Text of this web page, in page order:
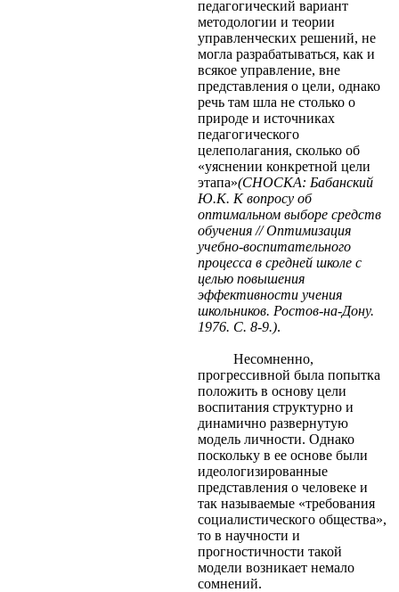
педагогический вариант
методологии и теории
управленческих решений, не
могла разрабатываться, как и
всякое управление, вне
представления о цели, однако
речь там шла не столько о
природе и источниках
педагогического
целеполагания, сколько об
«уяснении конкретной цели
этапа»(СНОСКА: Бабанский
Ю.К. К вопросу об
оптимальном выборе средств
обучения // Оптимизация
учебно-воспитательного
процесса в средней школе с
целью повышения
эффективности учения
школьников. Ростов-на-Дону.
1976. С. 8-9.).
Несомненно,
прогрессивной была попытка
положить в основу цели
воспитания структурно и
динамично развернутую
модель личности. Однако
поскольку в ее основе были
идеологизированные
представления о человеке и
так называемые «требования
социалистического общества»,
то в научности и
прогностичности такой
модели возникает немало
сомнений.